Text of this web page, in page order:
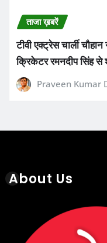
ताजा ख़बरें
टीवी एक्ट्रेस चार्ली
क्रिकेटर रमनदीप सिंह से
Praveen Kumar
About Us